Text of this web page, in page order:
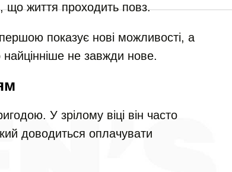
що життя проходить повз.
показує нові можливості, а
не завжди нове.
У зрілому віці він часто
доводиться оплачувати